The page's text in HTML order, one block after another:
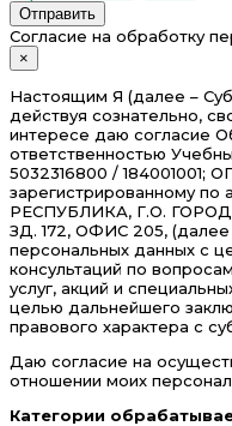
Отправить
Согласие на обработку
×
Настоящим Я (далее –
действуя сознательно,
интересе даю согласие
ответственностью
5032316800 / 184001001;
зарегистрированному
РЕСПУБЛИКА, Г.О.
ЗД. 172, ОФИС 205, (далее
персональных данных с
консультаций по
услуг, акций и
целью дальнейшего
правового характера с
Даю согласие на
отношении моих
Категории